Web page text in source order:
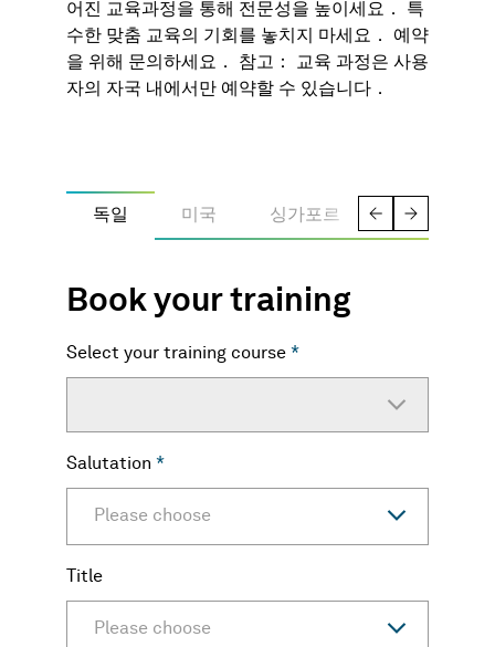
어진 교육과정을 통해 전문성을 높이세요． 특
수한 맞춤 교육의 기회를 놓치지 마세요． 예약
을 위해 문의하세요． 참고： 교육 과정은 사용
자의 자국 내에서만 예약할 수 있습니다．
독일 미국 싱가포르
Book your training
Select your training course *
Salutation *
Please choose
Title
Please choose